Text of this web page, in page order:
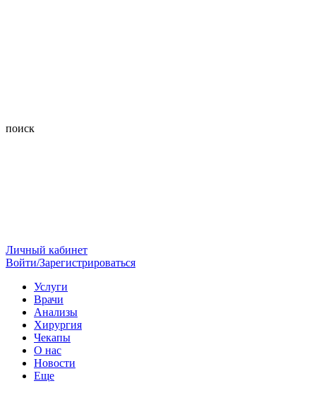
поиск
Личный кабинет
Войти/Зарегистрироваться
Услуги
Врачи
Анализы
Хирургия
Чекапы
О нас
Новости
Еще